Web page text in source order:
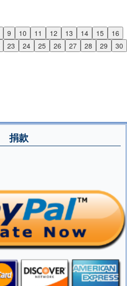
9 10 11 12 13 14 15
16
23 24 25 26 27 28 29
30
捐款